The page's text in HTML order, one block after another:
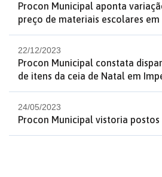
Procon Municipal aponta
preço de materiais escolares em
22/12/2023
Procon Municipal constata
de itens da ceia de Natal em
24/05/2023
Procon Municipal vistoria postos